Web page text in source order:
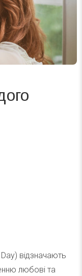
відзначають
любові та